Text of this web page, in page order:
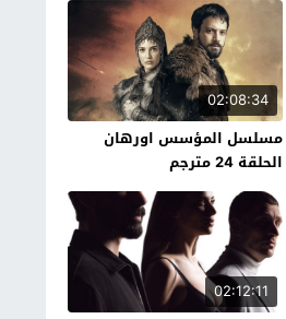
02:08:34
مسلسل المؤسس اورهان
الحلقة 24 مترجم
02:12:11